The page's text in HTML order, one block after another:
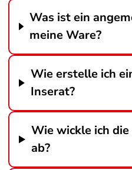
Was ist ein
meine Ware?
Wie erstelle ich
Inserat?
Wie wickle ich
ab?